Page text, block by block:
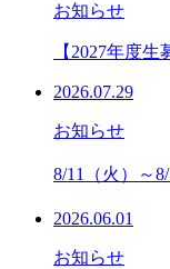
お知らせ
【2027年度
2026.07.29
お知らせ
8/11（火）～
2026.06.01
お知らせ